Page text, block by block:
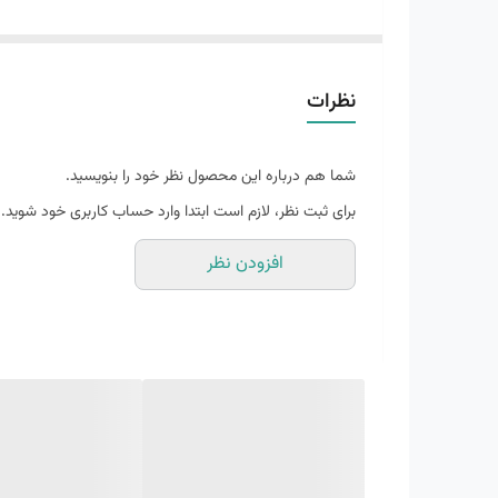
کاربرد
رویه:
زیره میانی :دو فوم حرفه ای پرو مدریتور (Pro Moderator) و لایت استرایک (Light Strike)
زیره خارجی: رابر (Rubber) – لاستیک مقاوم و تکنولوژی شرکت لاستیک سازی کانتیننتال (Continental)
نظرات
شما هم درباره این محصول نظر خود را بنویسید.
برای ثبت نظر، لازم است ابتدا وارد حساب کاربری خود شوید.
افزودن نظر